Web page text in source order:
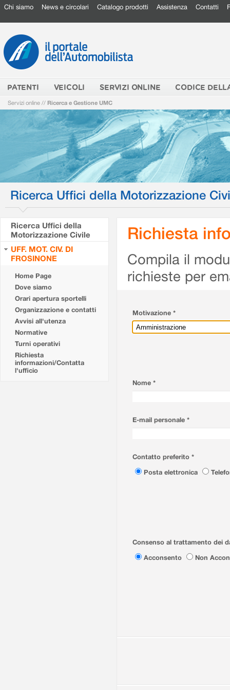
Chi siamo News e circolari Catalogo prodotti Assistenza Contatti
PATENTI VEICOLI SERVIZI ONLINE CODICE
Servizi online // Ricerca e Gestione UMC
Ricerca Uffici della Motorizzazione
Ricerca Uffici della
Motorizzazione Civile
UFF. MOT. CIV. DI
FROSINONE
Home Page
Dove siamo
Orari apertura sportelli
Organizzazione e contatti
Avvisi all'utenza
Normative
Turni operativi
Richiesta
informazioni/Contatta
l'ufficio
Richiesta
Compila il
richieste per
Motivazione *
Nome *
E-mail personale *
Contatto preferito *
Posta elettronica
Consenso al trattamento dei
Acconsento
Non